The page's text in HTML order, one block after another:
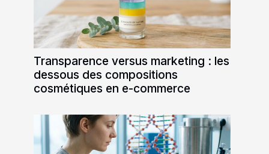
Transparence versus marketing : les
dessous des compositions
cosmétiques en e-commerce